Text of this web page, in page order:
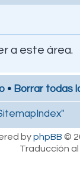
a este área.
• Borrar todas
byphpBB ©
Traducción